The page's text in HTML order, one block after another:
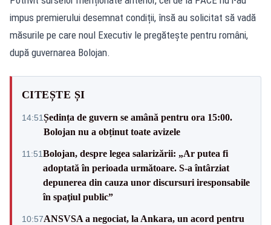
impus premierului desemnat condiții, însă au solicitat să vadă
măsurile pe care noul Executiv le pregătește pentru români,
după guvernarea Bolojan.
CITEȘTE ȘI
14:51Ședința de guvern se amână pentru ora 15:00.
Bolojan nu a obținut toate avizele
11:51Bolojan, despre legea salarizării: „Ar putea fi
adoptată în perioada următoare. S-a întârziat
depunerea din cauza unor discursuri iresponsabile
în spaţiul public”
10:57ANSVSA a negociat, la Ankara, un acord pentru